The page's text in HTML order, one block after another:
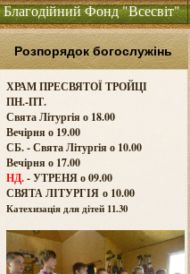
Благодійний Фонд "Всесвіт"
Розпорядок богослужінь
ХРАМ ПРЕСВЯТОЇ ТРОЙЦІ
ПН.-ПТ.
Свята Літургія о 18.00
Вечірня о 19.00
СБ. - Свята Літургія о 10.00
Вечірня о 17.00
НД.- УТРЕНЯ о 09.00
СВЯТА ЛІТУРГІЯ о 10.00
Катехизація для дітей 11.30